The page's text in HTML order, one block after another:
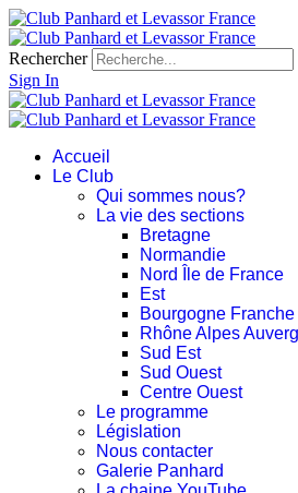
Rechercher
Sign In
Accueil
Le Club
Qui sommes nous?
La vie des sections
Bretagne
Normandie
Nord Île de France
Est
Bourgogne
Rhône Alpes
Sud Est
Sud Ouest
Centre Ouest
Le programme
Législation
Nous contacter
Galerie Panhard